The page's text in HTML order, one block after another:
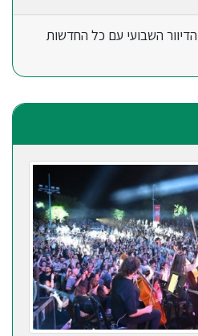
'בעמק' - הדיוור השבועי עם כל החדשות